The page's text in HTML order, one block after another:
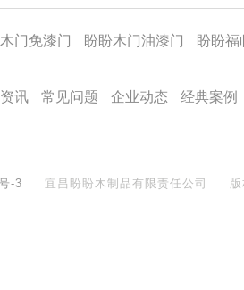
门免漆门 盼盼木门油漆门 盼盼福
讯 常见问题 企业动态 经典案例
-3 宜昌盼盼木制品有限责任公司